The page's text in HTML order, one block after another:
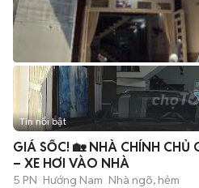
Tin nổi bật
GIÁ SỐC! 🏡 NHÀ CHÍNH CHỦ
– XE HƠI VÀO NHÀ
5 PN Hướng Nam Nhà ngõ, hẻm